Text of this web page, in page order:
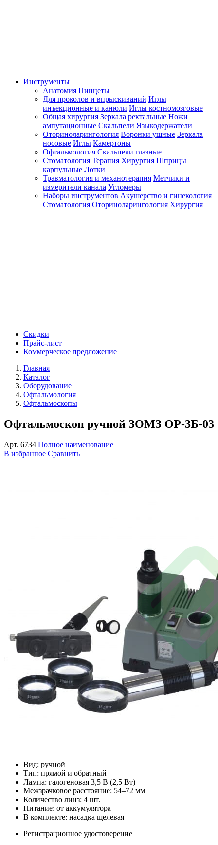
Инструменты
Анатомия Пинцеты
Для проколов и впрыскиваний Иглы
инъекционные и канюли Иглы костномозговые
Общая хирургия Зеркала ректальные Ножи
ампутационные Скальпели Языкодержатели
Оториноларингология Воронки ушные Зеркала
носовые Иглы Камертоны
Офтальмология Скальпели глазные
Стоматология Терапия Хирургия Шприцы
карпульные Лотки
Травматология и механотерапия Метчики и
измерители канала Угломеры
Наборы инструментов Акушерство и гинекология
Стоматология Оториноларингология Хирургия
Скидки
Прайс-лист
Коммерческое предложение
Главная
Каталог
Оборудование
Офтальмология
Офтальмоскопы
Офтальмоскоп ручной ЗОМЗ ОР-3Б-03
Арт. 6734 Полное наименование
В избранное Сравнить
Вид: ручной
Тип: прямой и обратный
Лампа: галогеновая 3,5 В (2,5 Вт)
Межзрачковое расстояние: 54–72 мм
Количество линз: 4 шт.
Питание: от аккумулятора
В комплекте: насадка щелевая
Регистрационное удостоверение